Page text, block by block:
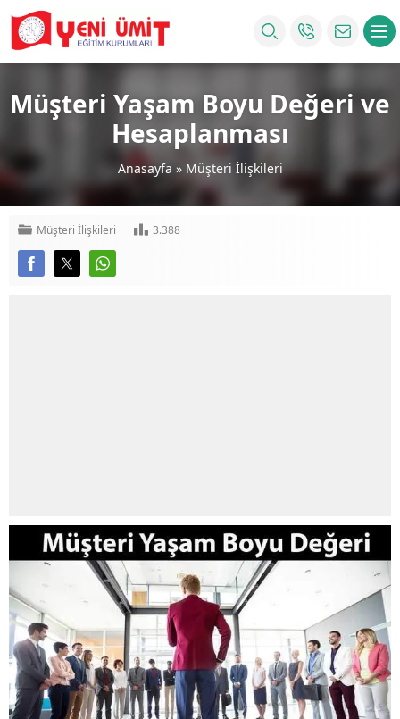
Müşteri Yaşam Boyu Değeri ve
Hesaplanması
Anasayfa » Müşteri İlişkileri
Müşteri İlişkileri 3.388